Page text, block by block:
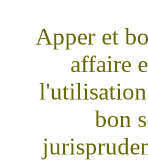
Apper et
affaire
l'utilisation
bon